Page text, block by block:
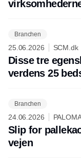
Branchen
25.06.2026 SCM.dk
Disse tre
verdens 25
Branchen
24.06.2026
Slip for
vejen